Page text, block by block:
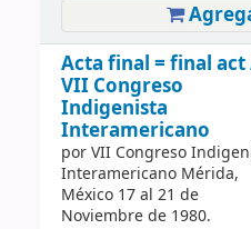
Acta final = final act
VII Congreso
Indigenista
Interamericano
porVII Congreso
InteramericanoMérida,
México 17 al 21 de
Noviembre de 1980.